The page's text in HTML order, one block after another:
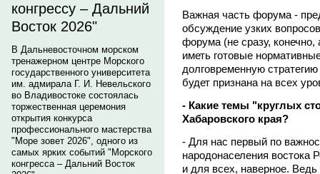
конгрессу – Дальний
Восток 2026"
В Дальневосточном морском
тренажерном центре Морского
государственного университета
им. адмирала Г. И. Невельского
во Владивостоке состоялась
торжественная церемония
открытия конкурса
профессионального мастерства
"Море зовет 2026", одного из
самых ярких событий "Морского
конгресса – Дальний Восток
Важная часть форума -
обсуждение узких
форума (не сразу,
иметь готовые
долговременную
будет признана на всех
- Какие темы "круглых
Хабаровского края?
- Для нас первый по
народонаселения востока
и для всех, наверное.